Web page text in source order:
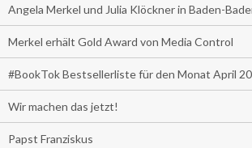
Angela Merkel und Julia Klöckner in Baden-
Merkel erhält Gold Award von Media Control
#BookTok Bestsellerliste für den Monat April
Wir machen das jetzt!
Papst Franziskus